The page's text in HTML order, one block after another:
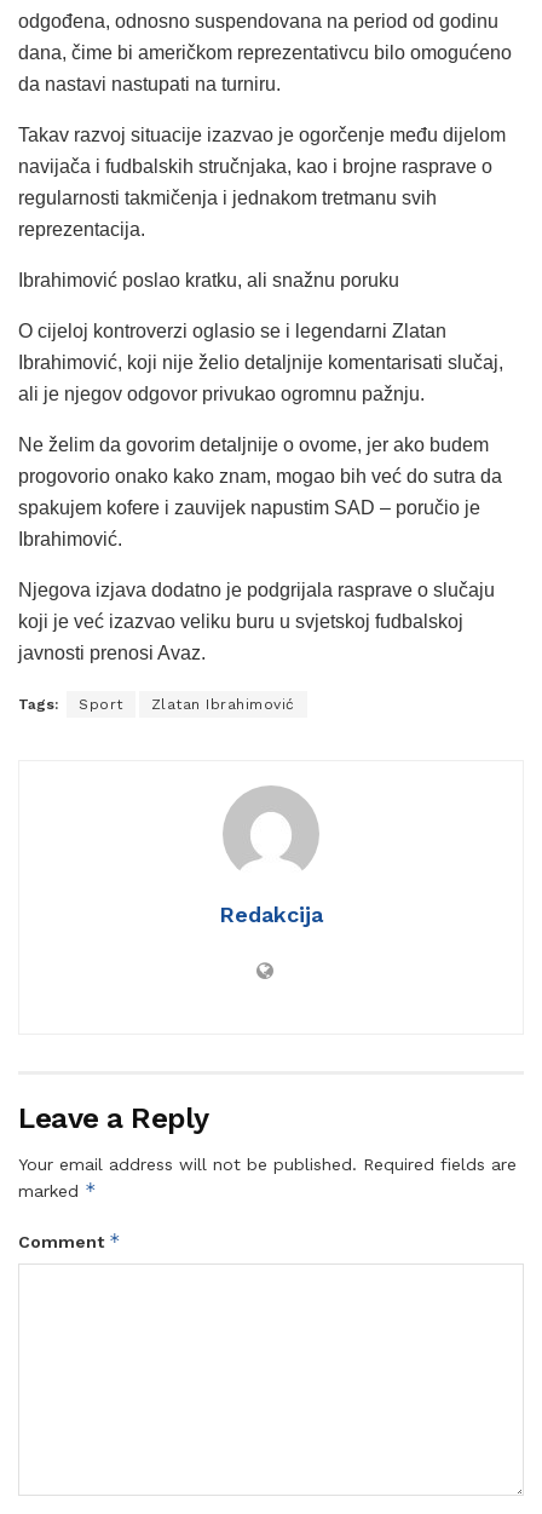
odgođena, odnosno suspendovana na period od godinu
dana, čime bi američkom reprezentativcu bilo omogućeno
da nastavi nastupati na turniru.
Takav razvoj situacije izazvao je ogorčenje među dijelom
navijača i fudbalskih stručnjaka, kao i brojne rasprave o
regularnosti takmičenja i jednakom tretmanu svih
reprezentacija.
Ibrahimović poslao kratku, ali snažnu poruku
O cijeloj kontroverzi oglasio se i legendarni Zlatan
Ibrahimović, koji nije želio detaljnije komentarisati slučaj,
ali je njegov odgovor privukao ogromnu pažnju.
Ne želim da govorim detaljnije o ovome, jer ako budem
progovorio onako kako znam, mogao bih već do sutra da
spakujem kofere i zauvijek napustim SAD – poručio je
Ibrahimović.
Njegova izjava dodatno je podgrijala rasprave o slučaju
koji je već izazvao veliku buru u svjetskoj fudbalskoj
javnosti prenosi Avaz.
Tags: Sport Zlatan Ibrahimović
Redakcija
Leave a Reply
Your email address will not be published. Required fields are
marked *
Comment *